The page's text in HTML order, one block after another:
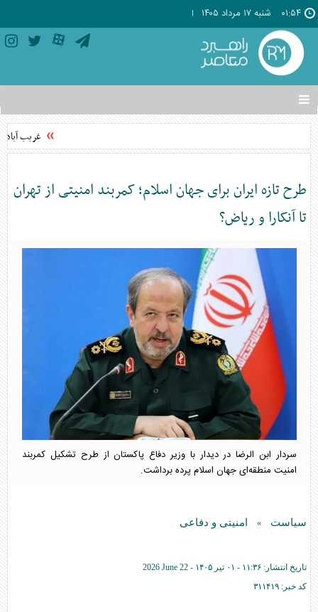
۰۱:۵۴ شنبه ۱۷ مرداد ۱۴۰۵
تغییر
وضعیت
منوی
ها
غریب
طرح تازه ایران برای جهان اسلام؛ کمربند امنیتی از تهران
تا آنکارا و ریاض؟
سردار ابن الرضا در دیدار با وزیر دفاع پاکستان از طرح تشکیل کمربند
امنیت منطقه‌ای جهان اسلام پرده برداشت.
سیاست » امنیتی و دفاعی
تاریخ انتشار: ۱۱:۳۶ - ۰۱ تير ۱۴۰۵ -
2026 June 22
کد خبر: ۳۱۱۴۱۹